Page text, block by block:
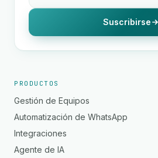
Suscribirse
PRODUCTOS
Gestión de Equipos
Automatización de WhatsApp
Integraciones
Agente de IA